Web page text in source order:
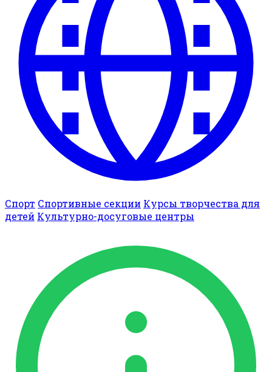
Спорт Спортивные секции Курсы творчества для
детей Культурно-досуговые центры